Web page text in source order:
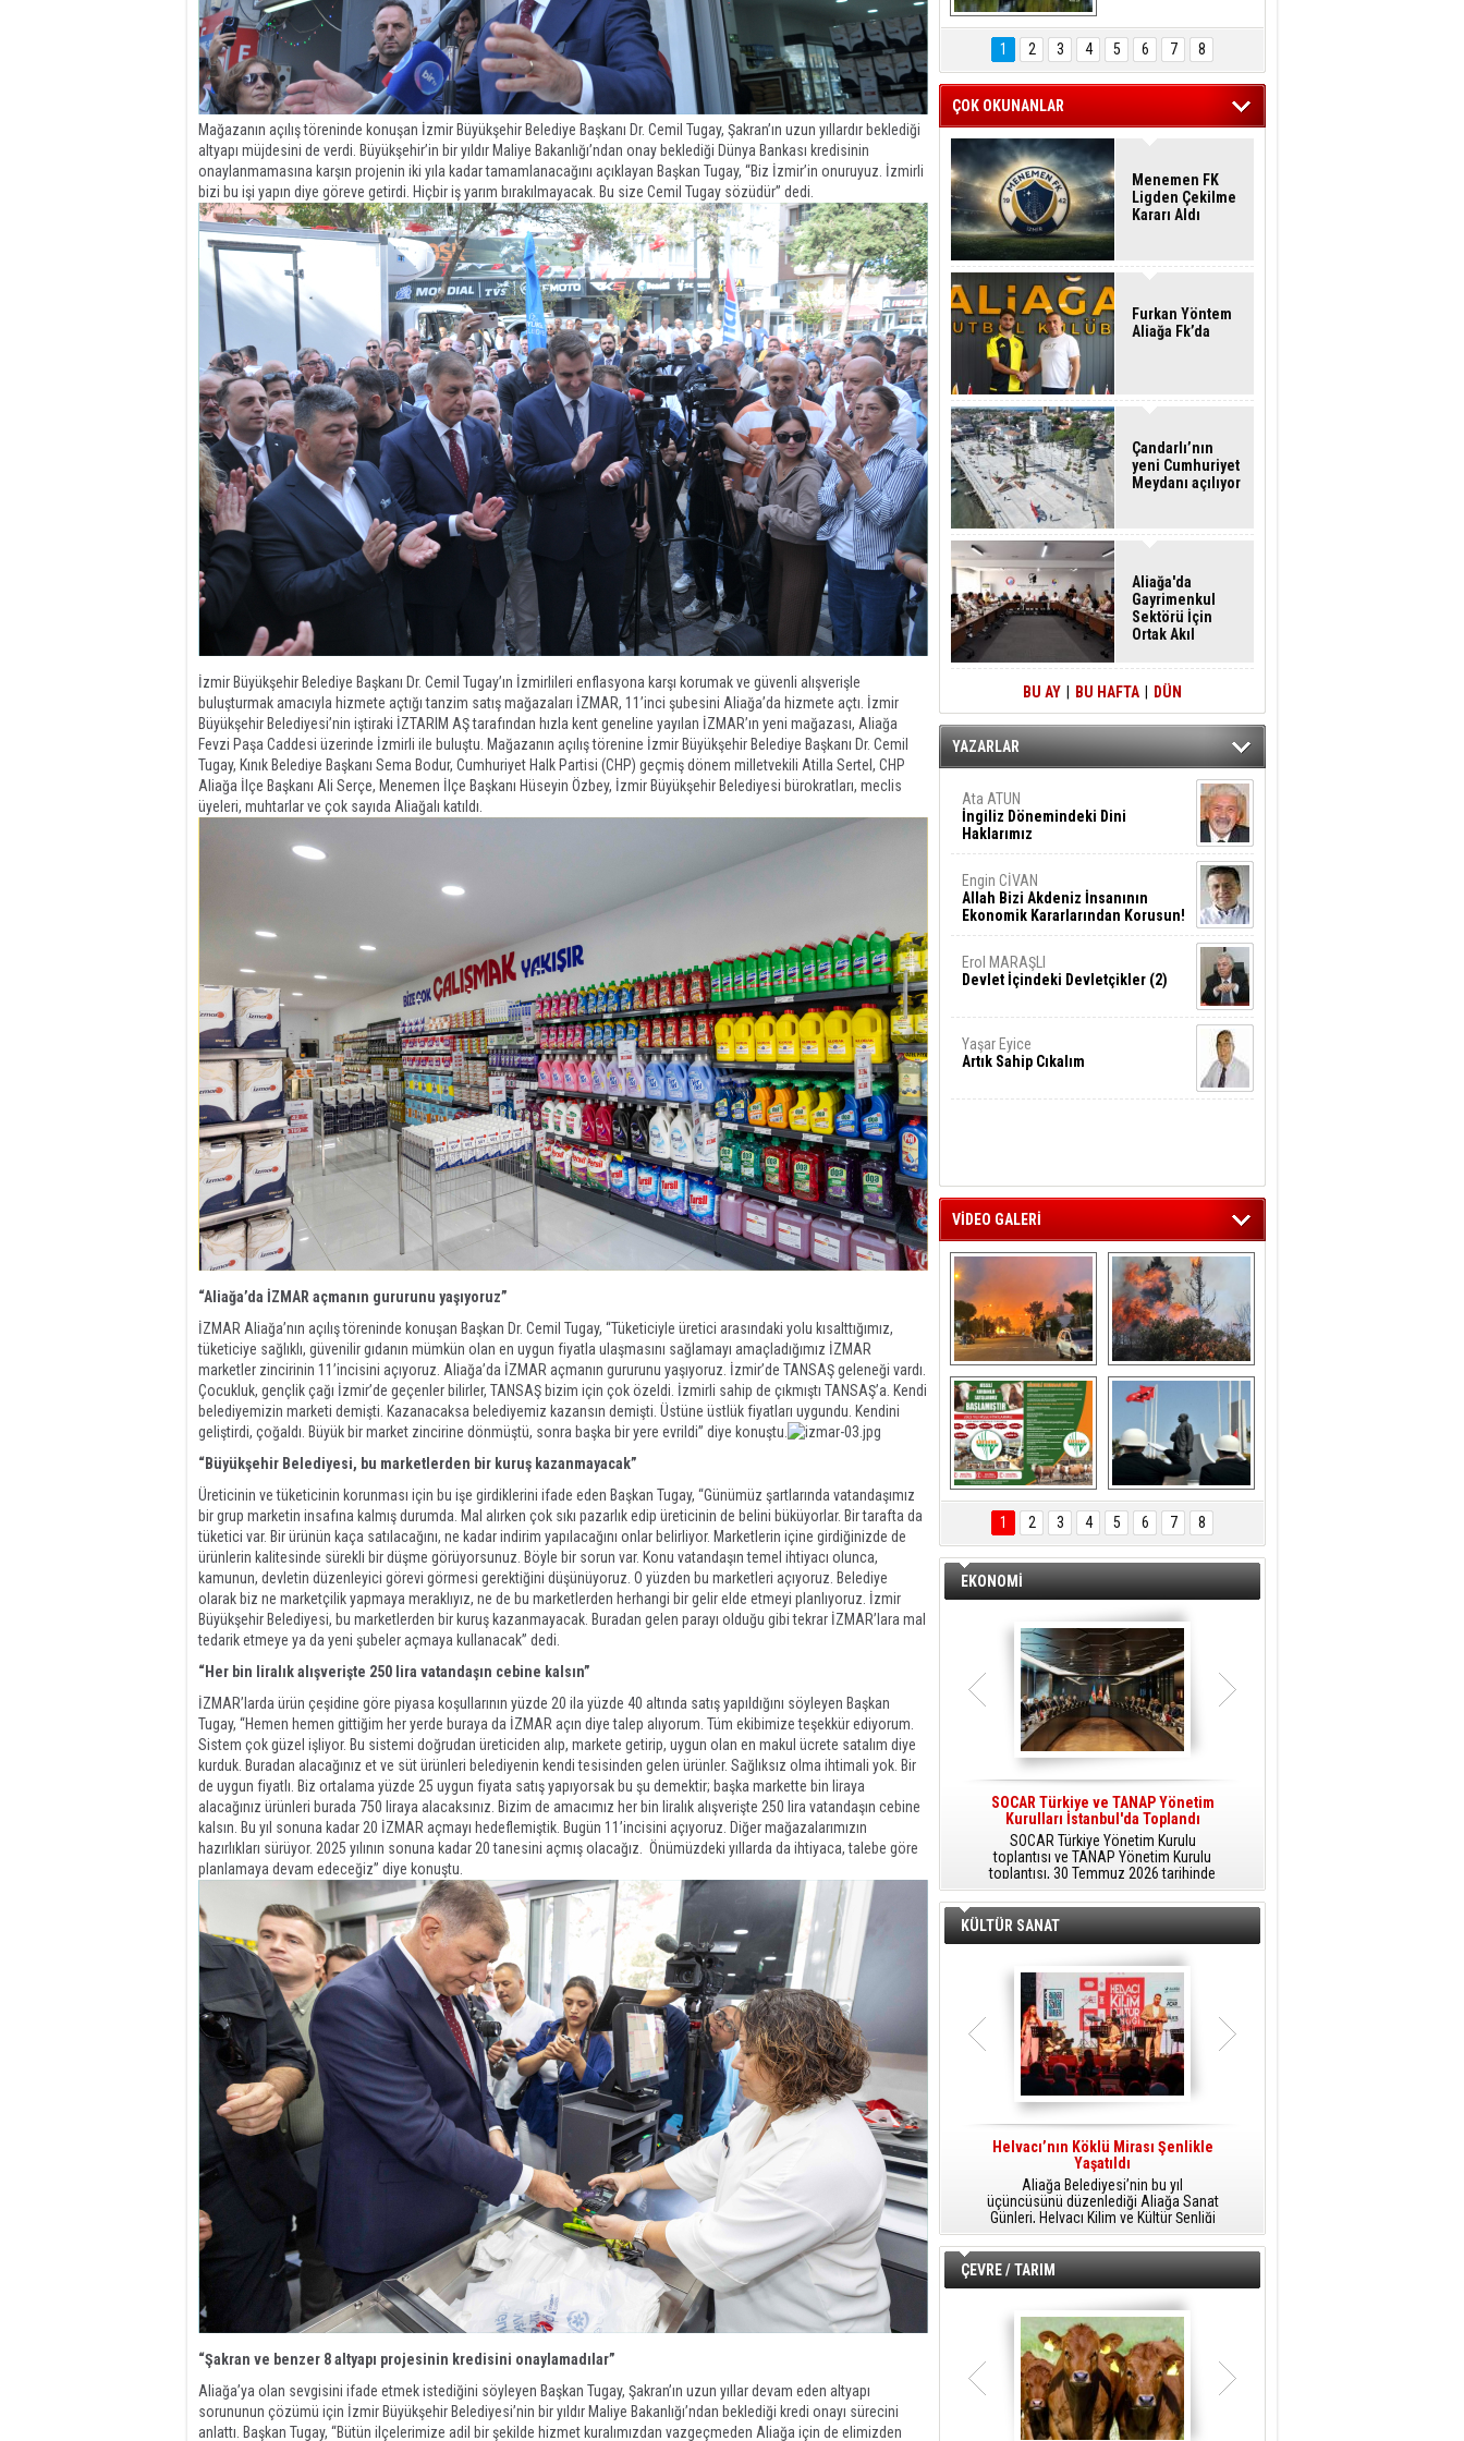
Mağazanın açılış töreninde konuşan İzmir Büyükşehir Belediye Başkanı Dr. Cemil Tugay, Şakran’ın uzun yıllardır beklediği
altyapı müjdesini de verdi. Büyükşehir’in bir yıldır Maliye Bakanlığı’ndan onay beklediği Dünya Bankası kredisinin
onaylanmamasına karşın projenin iki yıla kadar tamamlanacağını açıklayan Başkan Tugay, “Biz İzmir’in onuruyuz. İzmirli
bizi bu işi yapın diye göreve getirdi. Hiçbir iş yarım bırakılmayacak. Bu size Cemil Tugay sözüdür” dedi.
İzmir Büyükşehir Belediye Başkanı Dr. Cemil Tugay’ın İzmirlileri enflasyona karşı korumak ve güvenli alışverişle
buluşturmak amacıyla hizmete açtığı tanzim satış mağazaları İZMAR, 11’inci şubesini Aliağa’da hizmete açtı. İzmir
Büyükşehir Belediyesi’nin iştiraki İZTARIM AŞ tarafından hızla kent geneline yayılan İZMAR’ın yeni mağazası, Aliağa
Fevzi Paşa Caddesi üzerinde İzmirli ile buluştu. Mağazanın açılış törenine İzmir Büyükşehir Belediye Başkanı Dr. Cemil
Tugay, Kınık Belediye Başkanı Sema Bodur, Cumhuriyet Halk Partisi (CHP) geçmiş dönem milletvekili Atilla Sertel, CHP
Aliağa İlçe Başkanı Ali Serçe, Menemen İlçe Başkanı Hüseyin Özbey, İzmir Büyükşehir Belediyesi bürokratları, meclis
üyeleri, muhtarlar ve çok sayıda Aliağalı katıldı.
“Aliağa’da İZMAR açmanın gururunu yaşıyoruz”
İZMAR Aliağa’nın açılış töreninde konuşan Başkan Dr. Cemil Tugay, “Tüketiciyle üretici arasındaki yolu kısalttığımız,
tüketiciye sağlıklı, güvenilir gıdanın mümkün olan en uygun fiyatla ulaşmasını sağlamayı amaçladığımız İZMAR
marketler zincirinin 11’incisini açıyoruz. Aliağa’da İZMAR açmanın gururunu yaşıyoruz. İzmir’de TANSAŞ geleneği vardı.
Çocukluk, gençlik çağı İzmir’de geçenler bilirler, TANSAŞ bizim için çok özeldi. İzmirli sahip de çıkmıştı TANSAŞ’a. Kendi
belediyemizin marketi demişti. Kazanacaksa belediyemiz kazansın demişti. Üstüne üstlük fiyatları uygundu. Kendini
geliştirdi, çoğaldı. Büyük bir market zincirine dönmüştü, sonra başka bir yere evrildi” diye konuştu.
“Büyükşehir Belediyesi, bu marketlerden bir kuruş kazanmayacak”
Üreticinin ve tüketicinin korunması için bu işe girdiklerini ifade eden Başkan Tugay, “Günümüz şartlarında vatandaşımız
bir grup marketin insafına kalmış durumda. Mal alırken çok sıkı pazarlık edip üreticinin de belini büküyorlar. Bir tarafta da
tüketici var. Bir ürünün kaça satılacağını, ne kadar indirim yapılacağını onlar belirliyor. Marketlerin içine girdiğinizde de
ürünlerin kalitesinde sürekli bir düşme görüyorsunuz. Böyle bir sorun var. Konu vatandaşın temel ihtiyacı olunca,
kamunun, devletin düzenleyici görevi görmesi gerektiğini düşünüyoruz. O yüzden bu marketleri açıyoruz. Belediye
olarak biz ne marketçilik yapmaya meraklıyız, ne de bu marketlerden herhangi bir gelir elde etmeyi planlıyoruz. İzmir
Büyükşehir Belediyesi, bu marketlerden bir kuruş kazanmayacak. Buradan gelen parayı olduğu gibi tekrar İZMAR’lara mal
tedarik etmeye ya da yeni şubeler açmaya kullanacak” dedi.
“Her bin liralık alışverişte 250 lira vatandaşın cebine kalsın”
İZMAR’larda ürün çeşidine göre piyasa koşullarının yüzde 20 ila yüzde 40 altında satış yapıldığını söyleyen Başkan
Tugay, “Hemen hemen gittiğim her yerde buraya da İZMAR açın diye talep alıyorum. Tüm ekibimize teşekkür ediyorum.
Sistem çok güzel işliyor. Bu sistemi doğrudan üreticiden alıp, markete getirip, uygun olan en makul ücrete satalım diye
kurduk. Buradan alacağınız et ve süt ürünleri belediyenin kendi tesisinden gelen ürünler. Sağlıksız olma ihtimali yok. Bir
de uygun fiyatlı. Biz ortalama yüzde 25 uygun fiyata satış yapıyorsak bu şu demektir; başka markette bin liraya
alacağınız ürünleri burada 750 liraya alacaksınız. Bizim de amacımız her bin liralık alışverişte 250 lira vatandaşın cebine
kalsın. Bu yıl sonuna kadar 20 İZMAR açmayı hedeflemiştik. Bugün 11’incisini açıyoruz. Diğer mağazalarımızın
hazırlıkları sürüyor. 2025 yılının sonuna kadar 20 tanesini açmış olacağız. Önümüzdeki yıllarda da ihtiyaca, talebe göre
planlamaya devam edeceğiz” diye konuştu.
“Şakran ve benzer 8 altyapı projesinin kredisini onaylamadılar”
Aliağa’ya olan sevgisini ifade etmek istediğini söyleyen Başkan Tugay, Şakran’ın uzun yıllar devam eden altyapı
sorununun çözümü için İzmir Büyükşehir Belediyesi’nin bir yıldır Maliye Bakanlığı’ndan beklediği kredi onayı sürecini
anlattı. Başkan Tugay, “Bütün ilçelerimize adil bir şekilde hizmet kuralımızdan vazgeçmeden Aliağa için de elimizden
Hasan Eser'in
Objektifinden
1 2 3 4 5 6 7 8
ÇOK OKUNANLAR
Menemen FK
Ligden Çekilme
Kararı Aldı
Furkan Yöntem
Aliağa Fk’da
Çandarlı’nın
yeni Cumhuriyet
Meydanı açılıyor
Aliağa'da
Gayrimenkul
Sektörü İçin
Ortak Akıl
BU AY BU HAFTA DÜN
YAZARLAR
Ata ATUN
İngiliz Dönemindeki Dini
Haklarımız
Engin CİVAN
Allah Bizi Akdeniz İnsanının
Ekonomik Kararlarından Korusun!
Erol MARAŞLI
Devlet İçindeki Devletçikler (2)
Yaşar Eyice
Artık Sahip Cıkalım
VİDEO GALERİ
Aliağa ‘da  otluk
alanda çıkan
yangın evlere
sıçramadan
söndürüldü
Aliağa'nın Ciğerleri
ÖNAL TARIM
TANITIM FİLMİ
Aliağa'da Polis
Haftası Kutlandı
1 2 3 4 5 6 7 8
EKONOMİ
SOCAR Türkiye ve TANAP Yönetim
Kurulları İstanbul'da Toplandı
SOCAR Türkiye Yönetim Kurulu
toplantısı ve TANAP Yönetim Kurulu
toplantısı, 30 Temmuz 2026 tarihinde
İstanbul’da gerçekleştirildi.
hidrojen teknolojileri alanında yenilikçi
projelere öncülük ediyor.
KÜLTÜR SANAT
Helvacı’nın Köklü Mirası Şenlikle
Yaşatıldı
Aliağa Belediyesi’nin bu yıl
üçüncüsünü düzenlediği Aliağa Sanat
Günleri, Helvacı Kilim ve Kültür Şenliği
ile Helvacı’da renkli bir güne sahne
oldu.
birbirinden renkli etkinliklerle devam
ÇEVRE / TARIM